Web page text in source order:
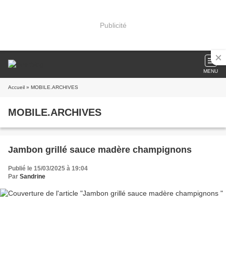
Publicité
MENU
Accueil » MOBILE.ARCHIVES
MOBILE.ARCHIVES
Jambon grillé sauce madère champignons
Publié le 15/03/2025 à 19:04
Par Sandrine